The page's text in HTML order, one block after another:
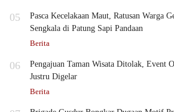
05
Pasca Kecelakaan Maut, Ratusan Warga
Sengkala di Patung Sapi Pandaan
Berita
06
Pengajuan Taman Wisata Ditolak, Event
Justru Digelar
Berita